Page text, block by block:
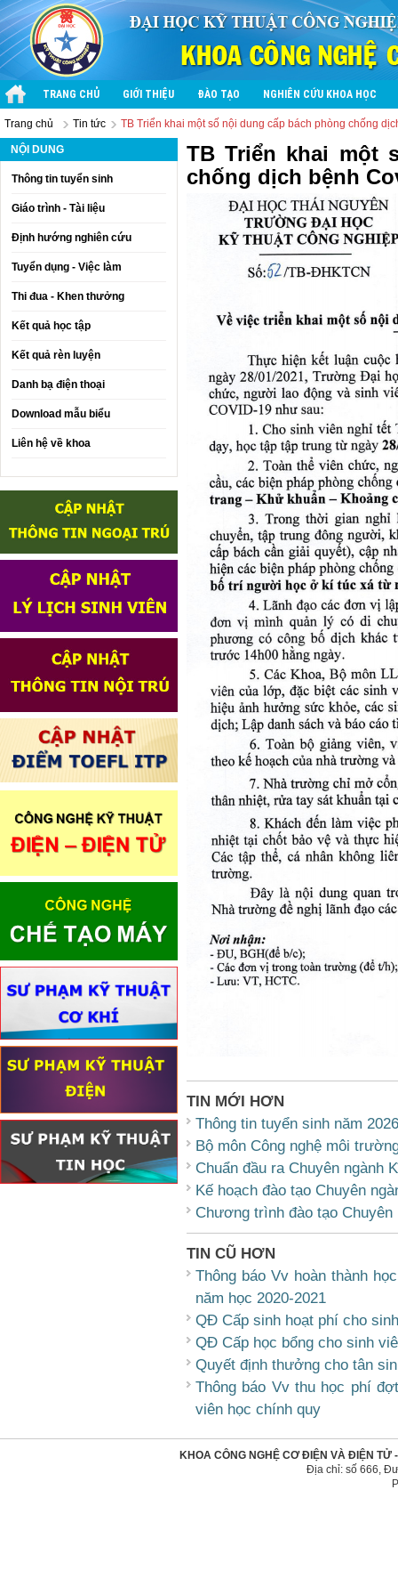
TRANG CHỦ GIỚI THIỆU ĐÀO TẠO NGHIÊN CỨU KHOA HỌC
Trang chủ Tin tức TB Triển khai một số nội dung cấp bách phòng chống
NỘI DUNG
Thông tin tuyển sinh
Giáo trình - Tài liệu
Định hướng nghiên cứu
Tuyển dụng - Việc làm
Thi đua - Khen thưởng
Kết quả học tập
Kết quả rèn luyện
Danh bạ điện thoại
Download mẫu biểu
Liên hệ về khoa
TB Triển khai một
chống dịch bệnh
TIN MỚI HƠN
Thông tin tuyển sinh năm 2026
Bộ môn Công nghệ môi
Chuẩn đầu ra Chuyên ngành
Kế hoạch đào tạo Chuyên
Chương trình đào tạo
TIN CŨ HƠN
Thông báo Vv hoàn thành
năm học 2020-2021
QĐ Cấp sinh hoạt phí cho
QĐ Cấp học bổng cho sinh
Quyết định thưởng cho tân
Thông báo Vv thu học phí
viên học chính quy
KHOA CÔNG NGHỆ CƠ ĐIỆN VÀ ĐIỆN TỬ
Địa chỉ: số 666,